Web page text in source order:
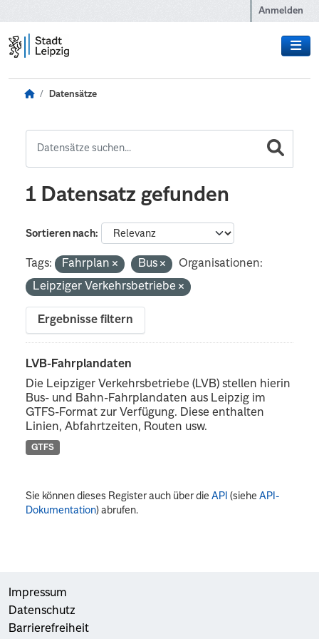
Anmelden
Datensätze
1 Datensatz gefunden
Sortieren nach
Tags: Fahrplan Bus
Organisationen:
Leipziger Verkehrsbetriebe
Ergebnisse filtern
LVB-Fahrplandaten
Die Leipziger Verkehrsbetriebe (LVB) stellen hierin
Bus- und Bahn-Fahrplandaten aus Leipzig im
GTFS-Format zur Verfügung. Diese enthalten
Linien, Abfahrtzeiten, Routen usw.
GTFS
Sie können dieses Register auch über dieAPI (sieheAPI-
Dokumentation) abrufen.
Impressum
Datenschutz
Barrierefreiheit